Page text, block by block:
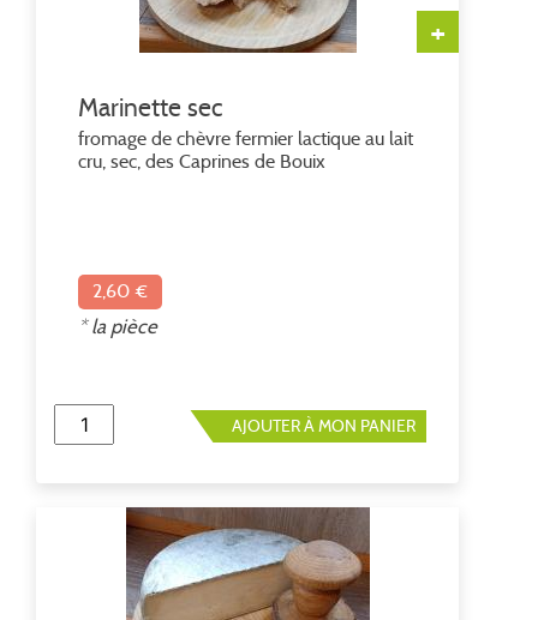
+
Marinette sec
fromage de chèvre fermier lactique au lait
cru, sec, des Caprines de Bouix
2,60 €
* la pièce
AJOUTER À MON PANIER